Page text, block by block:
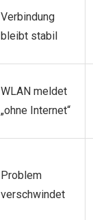
Verbindung
bleibt stabil
WLAN meldet
„ohne Internet“
Problem
verschwindet